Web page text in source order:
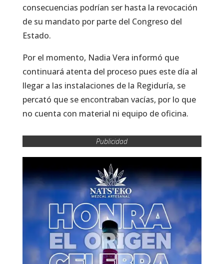
consecuencias podrían ser hasta la revocación
de su mandato por parte del Congreso del
Estado.
Por el momento, Nadia Vera informó que
continuará atenta del proceso pues este día al
llegar a las instalaciones de la Regiduría, se
percató que se encontraban vacías, por lo que
no cuenta con material ni equipo de oficina.
Publicidad